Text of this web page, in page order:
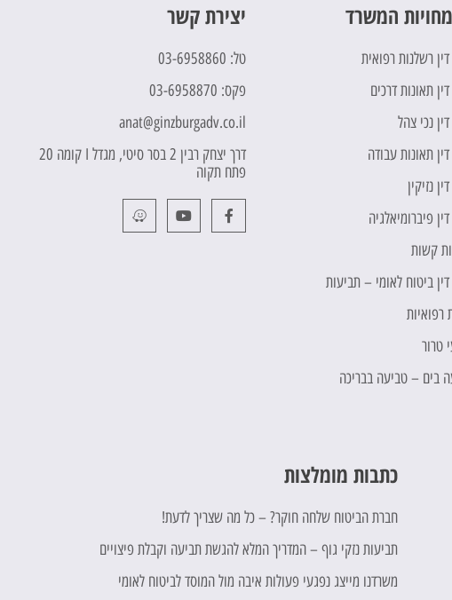
המשרד
רשלנות רפואית
תאונות דרכים
נכי צהל
תאונות עבודה
נזיקין
פיברומיאלגיה
קשות
ביטוח לאומי – תביעות
רפואיות
טרור
בים – טביעה בבריכה
יצירת קשר
טל: 03-6958860
פקס: 03-6958870
anat@ginzburgadv.co.il
דרך יצחק רבין 2 בסר סיטי, מגדל I קומה 20
פתח תקוה
כתבות מומלצות
חברת הביטוח שלחה חוקר? – כל מה שצריך לדעת!
תביעות נזקי גוף – המדריך המלא להגשת תביעה וקבלת פיצויים
משרדנו מייצג נפגעי פעולות איבה מול המוסד לביטוח לאומי